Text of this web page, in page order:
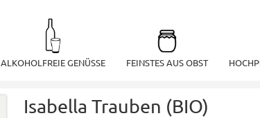
ALKOHOLFREIE GENÜSSE FEINSTES AUS OBST
Isabella Trauben (BIO)